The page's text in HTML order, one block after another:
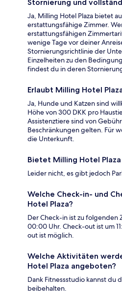
Stornierung und
Ja, Milling Hotel Plaza bietet
erstattungsfähige Zimmer.
erstattungsfähigen
wenige Tage vor deiner
Stornierungsrichtlinie der
Einzelheiten zu den
findest du in deren
Erlaubt Milling Hotel
Ja, Hunde und Katzen sind
Höhe von 300 DKK pro
Assistenztiere sind von
Beschränkungen gelten. Für
die Unterkunft.
Bietet Milling Hotel
Leider nicht, es gibt jedoch
Welche Check-in- und
Hotel Plaza?
Der Check-in ist zu folgenden
00:00 Uhr. Check-out ist um
out ist möglich.
Welche Aktivitäten
Hotel Plaza angeboten?
Dank Fitnessstudio kannst du
beibehalten.